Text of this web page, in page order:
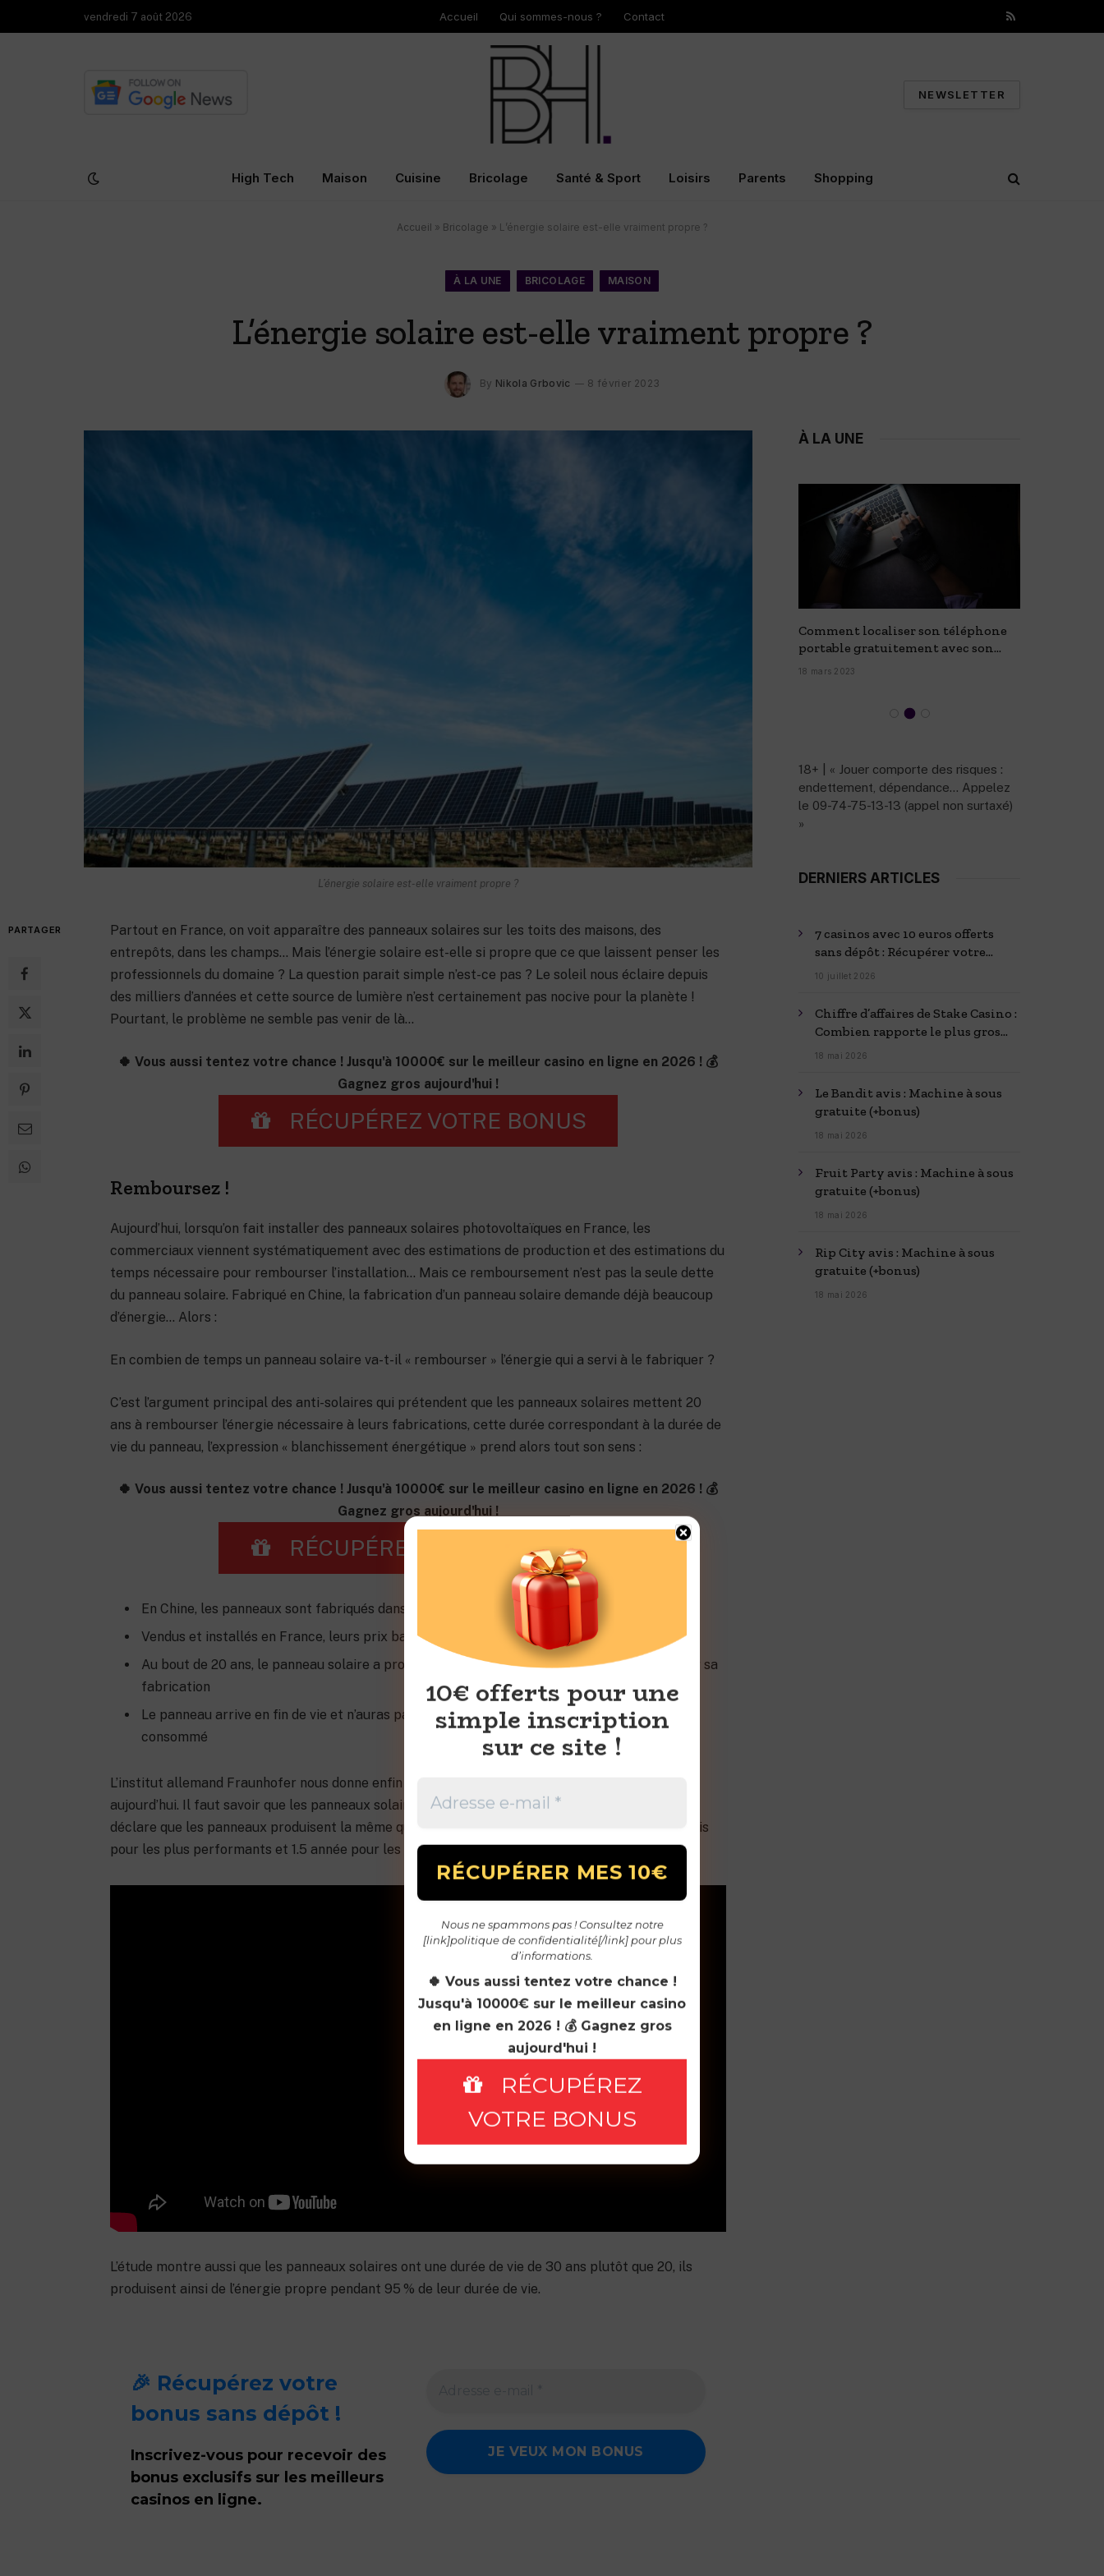
vendredi 7 août 2026 Accueil Qui sommes-nous ? Contact
RSS
NEWSLETTER
High Tech Maison Cuisine Bricolage Santé & Sport Loisirs Parents Shopping
Accueil » Bricolage » L’énergie solaire est-elle vraiment propre ?
À LA UNE BRICOLAGE MAISON
L’énergie solaire est-elle vraiment propre ?
By Nikola Grbovic 8 février 2023
L’énergie solaire est-elle vraiment propre ?
PARTAGER
Partout en France, on voit apparaître des panneaux solaires sur les toits des maisons, des
entrepôts, dans les champs… Mais l’énergie solaire est-elle si propre que ce que laissent penser les
professionnels du domaine ? La question parait simple n’est-ce pas ? Le soleil nous éclaire depuis
des milliers d’années et cette source de lumière n’est certainement pas nocive pour la planète !
Pourtant, le problème ne semble pas venir de là…
🍀 Vous aussi tentez votre chance ! Jusqu'à 10000€ sur le meilleur casino en ligne en 2026 ! 💰
Gagnez gros aujourd'hui !
RÉCUPÉREZ VOTRE BONUS
Remboursez !
Aujourd’hui, lorsqu’on fait installer des panneaux solaires photovoltaïques en France, les
commerciaux viennent systématiquement avec des estimations de production et des estimations du
temps nécessaire pour rembourser l’installation… Mais ce remboursement n’est pas la seule dette
du panneau solaire. Fabriqué en Chine, la fabrication d’un panneau solaire demande déjà beaucoup
d’énergie… Alors :
En combien de temps un panneau solaire va-t-il « rembourser » l’énergie qui a servi à le fabriquer ?
C’est l’argument principal des anti-solaires qui prétendent que les panneaux solaires mettent 20
ans à rembourser l’énergie nécessaire à leurs fabrications, cette durée correspondant à la durée de
vie du panneau, l’expression « blanchissement énergétique » prend alors tout son sens :
🍀 Vous aussi tentez votre chance ! Jusqu'à 10000€ sur le meilleur casino en ligne en 2026 ! 💰
Gagnez gros aujourd'hui !
RÉCUPÉREZ VOTRE BONUS
En Chine, les panneaux sont fabriqués dans des usines alimentées à l’électricité charbon
Vendus et installés en France, leurs prix bas reste intéressant
Au bout de 20 ans, le panneau solaire a produit autant d’énergie que celle consommée pour sa
fabrication
Le panneau arrive en fin de vie et n’auras pas produit plus d’électricité que ce qu’il aura
consommé
L’institut allemand Fraunhofer nous donne enfin une réponse claire et simple à cette question
aujourd’hui. Il faut savoir que les panneaux solaires ont beaucoup évolué depuis ainsi, l’institut
déclare que les panneaux produisent la même quantité d’énergie que ce qu’ils ont coûté en 6 mois
pour les plus performants et 1.5 année pour les moins performants.
L’étude montre aussi que les panneaux solaires ont une durée de vie de 30 ans plutôt que 20, ils
produisent ainsi de l’énergie propre pendant 95 % de leur durée de vie.
10€ offerts pour une
simple inscription
sur ce site !
Nous ne spammons pas ! Consultez notre
[link]politique de confidentialité[/link] pour plus
d’informations.
🍀 Vous aussi tentez votre chance !
Jusqu'à 10000€ sur le meilleur casino
en ligne en 2026 ! 💰 Gagnez gros
aujourd'hui !
RÉCUPÉREZ
VOTRE BONUS
🎉 Récupérez votre
bonus sans dépôt !
Inscrivez-vous pour recevoir des
bonus exclusifs sur les meilleurs
casinos en ligne.
À LA UNE
critères indispensables
Comment localiser son téléphone
portable gratuitement avec son
numéro ?
18 mars 2023
18+ | « Jouer comporte des risques :
endettement, dépendance… Appelez
le 09-74-75-13-13 (appel non surtaxé)
»
DERNIERS ARTICLES
7 casinos avec 10 euros offerts
sans dépôt : Récupérer votre
bonus
10 juillet 2026
Chiffre d’affaires de Stake Casino :
Combien rapporte le plus gros
casino du monde
18 mai 2026
Le Bandit avis : Machine à sous
gratuite (+bonus)
18 mai 2026
Fruit Party avis : Machine à sous
gratuite (+bonus)
18 mai 2026
Rip City avis : Machine à sous
gratuite (+bonus)
18 mai 2026